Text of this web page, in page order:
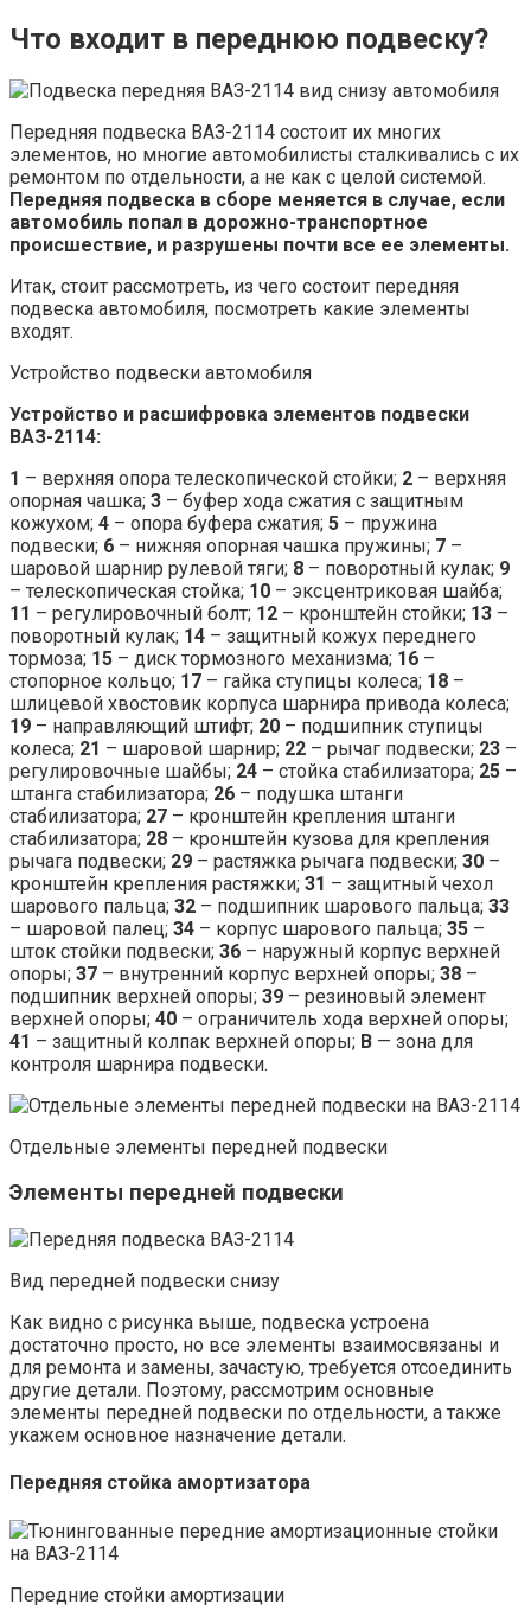
Что входит в переднюю подвеску?
Передняя подвеска ВАЗ-2114 состоит их многих
элементов, но многие автомобилисты сталкивались с их
ремонтом по отдельности, а не как с целой системой.
Передняя подвеска в сборе меняется в случае, если
автомобиль попал в дорожно-транспортное
происшествие, и разрушены почти все ее элементы.
Итак, стоит рассмотреть, из чего состоит передняя
подвеска автомобиля, посмотреть какие элементы
входят.
Устройство подвески автомобиля
Устройство и расшифровка элементов подвески
ВАЗ-2114:
1 – верхняя опора телескопической стойки; 2 – верхняя
опорная чашка; 3 – буфер хода сжатия с защитным
кожухом; 4 – опора буфера сжатия; 5 – пружина
подвески; 6 – нижняя опорная чашка пружины; 7 –
шаровой шарнир рулевой тяги; 8 – поворотный кулак; 9
– телескопическая стойка; 10 – эксцентриковая шайба;
11 – регулировочный болт; 12 – кронштейн стойки; 13 –
поворотный кулак; 14 – защитный кожух переднего
тормоза; 15 – диск тормозного механизма; 16 –
стопорное кольцо; 17 – гайка ступицы колеса; 18 –
шлицевой хвостовик корпуса шарнира привода колеса;
19 – направляющий штифт; 20 – подшипник ступицы
колеса; 21 – шаровой шарнир; 22 – рычаг подвески; 23 –
регулировочные шайбы; 24 – стойка стабилизатора; 25 –
штанга стабилизатора; 26 – подушка штанги
стабилизатора; 27 – кронштейн крепления штанги
стабилизатора; 28 – кронштейн кузова для крепления
рычага подвески; 29 – растяжка рычага подвески; 30 –
кронштейн крепления растяжки; 31 – защитный чехол
шарового пальца; 32 – подшипник шарового пальца; 33
– шаровой палец; 34 – корпус шарового пальца; 35 –
шток стойки подвески; 36 – наружный корпус верхней
опоры; 37 – внутренний корпус верхней опоры; 38 –
подшипник верхней опоры; 39 – резиновый элемент
верхней опоры; 40 – ограничитель хода верхней опоры;
41 – защитный колпак верхней опоры; В — зона для
контроля шарнира подвески.
Отдельные элементы передней подвески
Элементы передней подвески
Вид передней подвески снизу
Как видно с рисунка выше, подвеска устроена
достаточно просто, но все элементы взаимосвязаны и
для ремонта и замены, зачастую, требуется отсоединить
другие детали. Поэтому, рассмотрим основные
элементы передней подвески по отдельности, а также
укажем основное назначение детали.
Передняя стойка амортизатора
Передние стойки амортизации